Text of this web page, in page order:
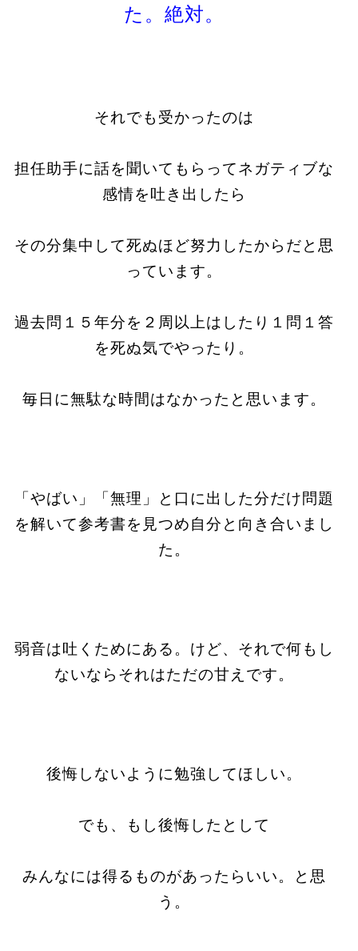
た。絶対。
それでも受かったのは
担任助手に話を聞いてもらってネガティブな
感情を吐き出したら
その分集中して死ぬほど努力したからだと思
っています。
過去問１５年分を２周以上はした り１問１答
を死ぬ気でやったり。
毎日に無駄な時間はなかったと思います。
「やばい」「無理」と口に出した分だけ問題
を解いて参考書を見つめ自分と向き合いまし
た。
弱音は吐くためにある。けど、それで何もし
ないならそれはただの甘えです。
後悔しないように勉強してほしい。
でも、もし後悔したとして
みんなには得るものがあったらいい。と思
う。